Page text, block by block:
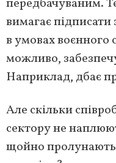
передбачуваним.
вимагає
в умовах воєнного
можливо,
Наприклад, дбає
Але скільки
сектору не
щойно пролунають